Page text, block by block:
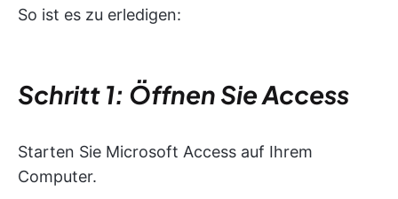
So ist es zu erledigen:
Schritt 1: Öffnen Sie Access
Starten Sie Microsoft Access auf Ihrem
Computer.